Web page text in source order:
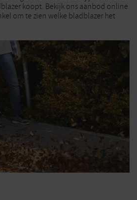
koopt. Bekijk ons aanbod online
om te zien welke bladblazer het